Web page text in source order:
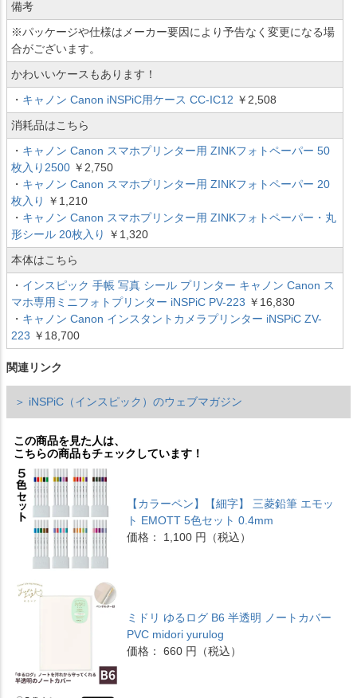
備考
※パッケージや仕様はメーカー要因により予告なく変更になる場
合がございます。
かわいいケースもあります！
・ キャノン Canon iNSPiC用ケース CC-IC12 ￥2,508
消耗品はこちら
・ キャノン Canon スマホプリンター用 ZINKフォトペーパー 50
枚入り2500 ￥2,750
・ キャノン Canon スマホプリンター用 ZINKフォトペーパー 20
枚入り
￥1,210
・ キャノン Canon スマホプリンター用 ZINKフォトペーパー・丸
形シール 20枚入り
￥1,320
本体はこちら
・ インスピック 手帳 写真 シール プリンター キャノン Canon ス
マホ専用ミニフォトプリンター iNSPiC PV-223 ￥16,830
・ キャノン Canon インスタントカメラプリンター iNSPiC ZV-
223 ￥18,700
関連リンク
＞ iNSPiC（インスピック）のウェブマガジン
この商品を見た人は、
こちらの商品もチェックしています！
【カラーペン】【細字】 三菱鉛筆 エモッ
ト EMOTT 5色セット 0.4mm
価格： 1,100 円（税込）
ミドリ ゆるログ B6 半透明 ノートカバー
PVC midori yurulog
価格： 660 円（税込）